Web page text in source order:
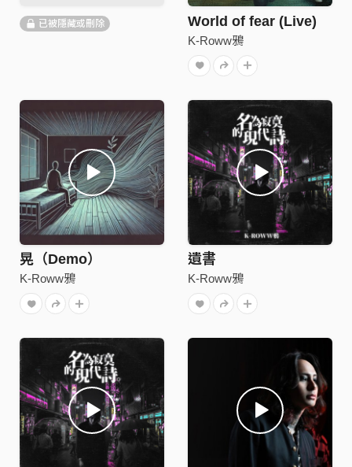
已被隱藏或刪除 World of fear (Live)
K-Roww鴉
晃（Demo）
K-Roww鴉
遺書
K-Roww鴉